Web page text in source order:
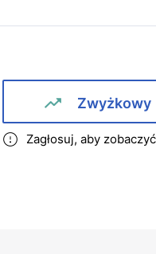
Zwyżkowy
Zagłosuj, aby